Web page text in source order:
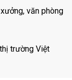
văn phòng
trường Việt